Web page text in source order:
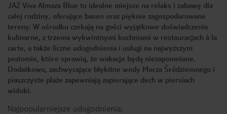
JAZ Viva Almaza Blue to idealne miejsce na relaks i zabawę dla
całej rodziny, oferujące basen oraz pięknie zagospodarowane
tereny. W ośrodku czekają na gości wyjątkowe doświadczenia
kulinarne, z trzema wykwintnymi kuchniami w restauracjach à la
carte, a także liczne udogodnienia i usługi na najwyższym
poziomie, które sprawią, że wakacje będą niezapomniane.
Dodatkowo, zachwycające błękitne wody Morza Śródziemnego i
piaszczyste plaże zapewniają zapierające dech w piersiach
widoki.
Najpopularniejsze udogodnienia: